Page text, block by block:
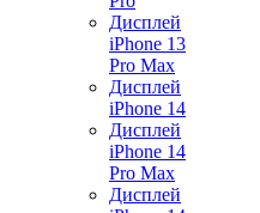
Дисплей
iPhone 13
Pro Max
Дисплей
iPhone 14
Дисплей
iPhone 14
Pro Max
Дисплей